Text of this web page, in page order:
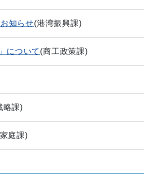
知らせ(港湾振興課)
について (商工政策課)
略課)
庭課)